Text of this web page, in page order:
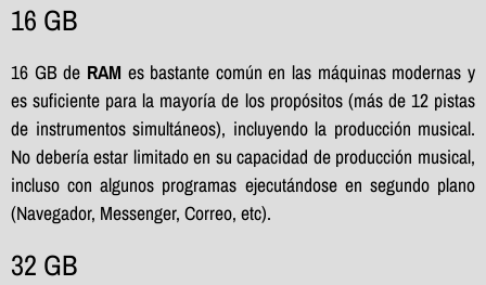
16 GB
16 GB de RAM es bastante común en las máquinas modernas y
es suficiente para la mayoría de los propósitos (más de 12 pistas
de instrumentos simultáneos), incluyendo la producción musical.
No debería estar limitado en su capacidad de producción musical,
incluso con algunos programas ejecutándose en segundo plano
(Navegador, Messenger, Correo, etc).
32 GB